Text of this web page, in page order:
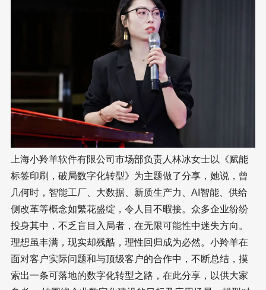
上海小羚羊软件有限公司市场部负责人林冰女士以《赋能
标签印刷，破局数字化转型》为主题做了分享，她说，曾
几何时，智能工厂、大数据、新质生产力、AI智能、供给
侧改革等概念如繁花盛绽，令人目不暇接。众多企业纷纷
投身其中，不乏盲目入局者，在无限可能性中迷失方向。
理想虽丰满，现实却残酷，理性回归成为必然。小羚羊在
面对客户实际问题和与顶级客户的合作中，不断总结，摸
索出一条可落地的数字化转型之路，在此分享，以供大家